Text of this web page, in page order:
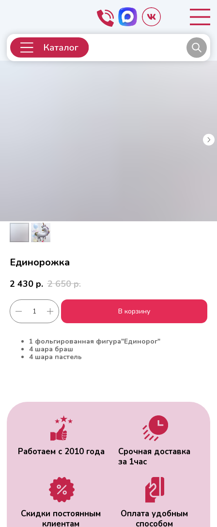
Единорожка
2 430 р. 2 650 р.
В корзину
1 фольгированная фигура"Единорог"
4 шара браш
4 шара пастель
Работаем с 2010 года
Срочная доставка
ВАС МОЖЕТ
ЗАИНТЕРЕСОВАТЬ